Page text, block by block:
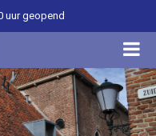
uur geopend